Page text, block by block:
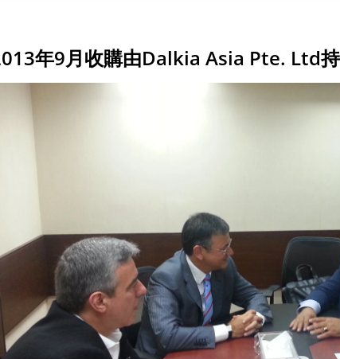
年9月收購由Dalkia Asia Pte. Ltd